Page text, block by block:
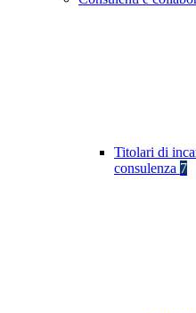
Titolari di
consulenza 7